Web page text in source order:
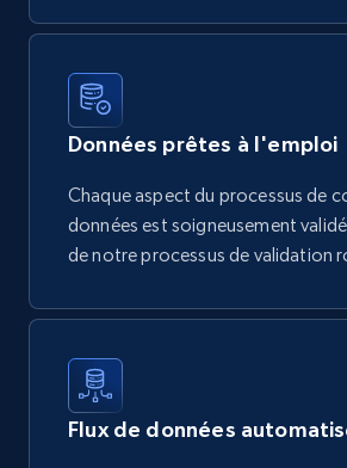
Données prêtes à l'emploi
Chaque aspect du processus de
données est soigneusement
de notre processus de validation
Flux de données